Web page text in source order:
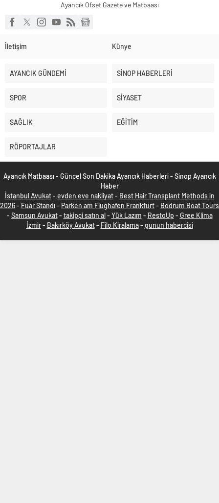
Ayancık Ofset Gazete ve Matbaası
İletişim Künye
AYANCIK GÜNDEMİ SİNOP HABERLERİ
SPOR SİYASET
SAĞLIK EĞİTİM
RÖPORTAJLAR
Ayancık Matbaası - Güncel Son Dakika Ayancık Haberleri - Sinop Ayancık
Haber
İstanbul Avukat- evden eve nakliyat- Best Hair Transplant Methods in
2026- Fuar Standı- Parken am Flughafen Frankfurt- Bodrum Boat Tours
- Samsun Avukat- takipçi satın al- Yük Lazım - RestoUp - Gree Klima
İzmir- Bakırköy Avukat- Filo Kiralama- gunun habercisi